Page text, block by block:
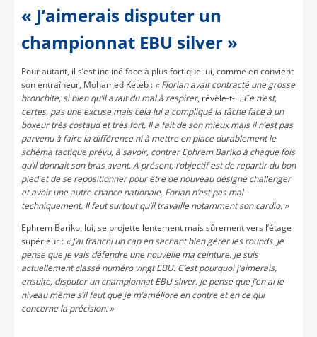
« J’aimerais disputer un
championnat EBU silver »
Pour autant, il s’est incliné face à plus fort que lui, comme en convient
son entraîneur, Mohamed Keteb : « Florian avait contracté une grosse
bronchite, si bien qu’il avait du mal à respirer, révèle-t-il. Ce n’est,
certes, pas une excuse mais cela lui a compliqué la tâche face à un
boxeur très costaud et très fort. Il a fait de son mieux mais il n’est pas
parvenu à faire la différence ni à mettre en place durablement le
schéma tactique prévu, à savoir, contrer Ephrem Bariko à chaque fois
qu’il donnait son bras avant. A présent, l’objectif est de repartir du bon
pied et de se repositionner pour être de nouveau désigné challenger
et avoir une autre chance nationale. Forian n’est pas mal
techniquement. Il faut surtout qu’il travaille notamment son cardio. »
Ephrem Bariko, lui, se projette lentement mais sûrement vers l’étage
supérieur : « J’ai franchi un cap en sachant bien gérer les rounds. Je
pense que je vais défendre une nouvelle ma ceinture. Je suis
actuellement classé numéro vingt EBU. C’est pourquoi j’aimerais,
ensuite, disputer un championnat EBU silver. Je pense que j’en ai le
niveau même s’il faut que je m’améliore en contre et en ce qui
concerne la précision. »